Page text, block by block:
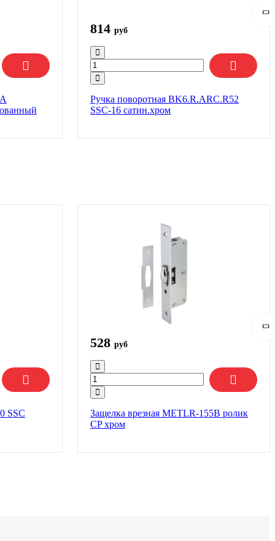
814 руб
Ручка поворотная BK6.R.ARC.R52
SSC-16 сатин.хром
SSC
528 руб
Защелка врезная METLR-155B ролик
СP хром